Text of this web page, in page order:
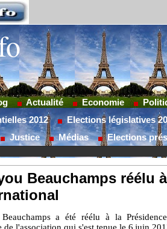
Actualité Economie
2012
Elections législatives
Justice Médias Elections
Beauchamps réélu
Beauchamps a été réélu à la